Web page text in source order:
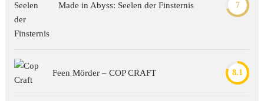
Made in Abyss: Seelen der Finsternis 7
Feen Mörder – COP CRAFT 8.1